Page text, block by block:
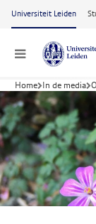
Ga naar
Universiteit Leiden
Menu
Home In de media